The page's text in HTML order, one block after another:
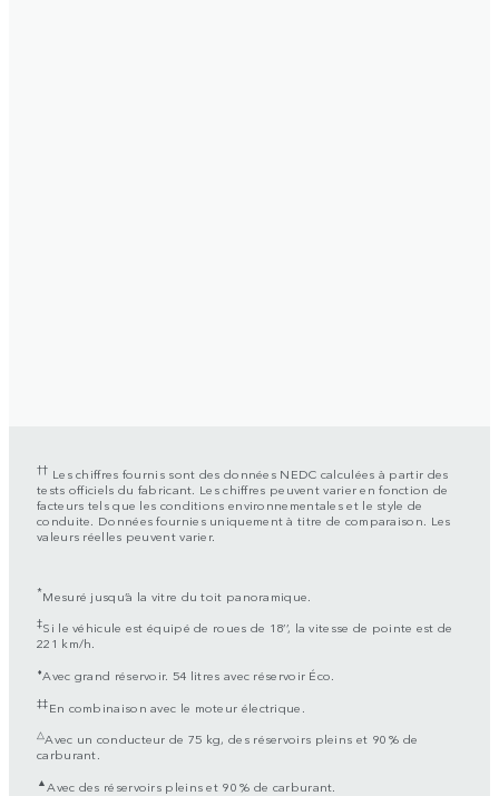
†† Les chiffres fournis sont des données NEDC calculées à partir des
tests officiels du fabricant. Les chiffres peuvent varier en fonction de
facteurs tels que les conditions environnementales et le style de
conduite. Données fournies uniquement à titre de comparaison. Les
valeurs réelles peuvent varier.
*Mesuré jusqu’à la vitre du toit panoramique.
‡Si le véhicule est équipé de roues de 18’’, la vitesse de pointe est de
221 km/h.
⬧Avec grand réservoir. 54 litres avec réservoir Éco.
‡‡En combinaison avec le moteur électrique.
△Avec un conducteur de 75 kg, des réservoirs pleins et 90 % de
carburant.
▲Avec des réservoirs pleins et 90 % de carburant.